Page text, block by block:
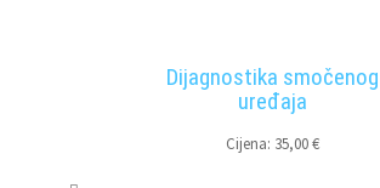
Dijagnostika smočenog
uređaja
Cijena: 35,00 €